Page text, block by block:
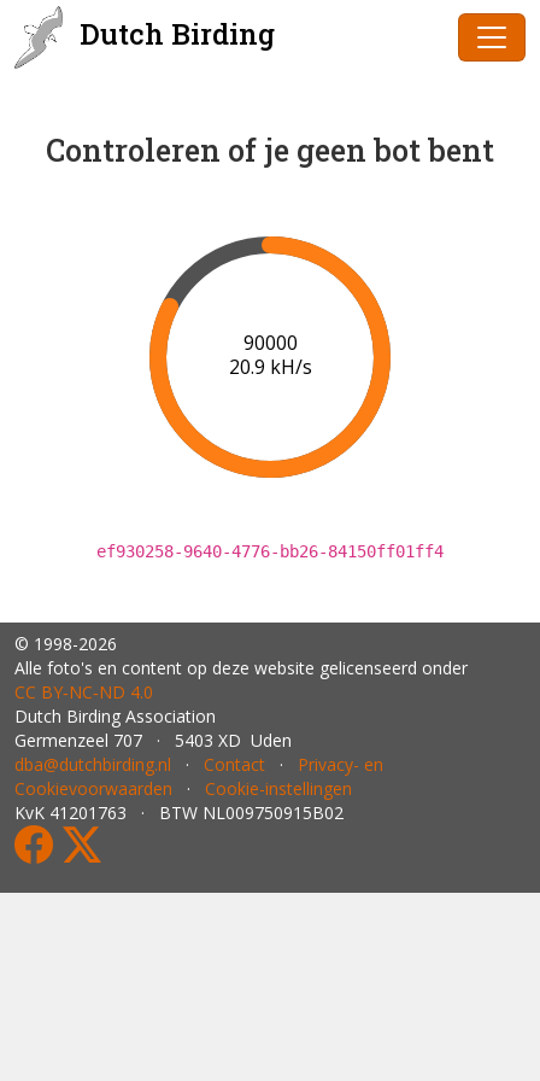
Dutch Birding
Controleren of je geen bot bent
91000
20.9 kH/s
ef930258-9640-4776-bb26-84150ff01ff4
© 1998-2026
Alle foto's en content op deze website gelicenseerd onder
CC BY‑NC‑ND 4.0
Dutch Birding Association
Germenzeel 707 · 5403 XD Uden
dba@dutchbirding.nl · Contact · Privacy- en
Cookievoorwaarden · Cookie-instellingen
KvK 41201763 · BTW NL009750915B02